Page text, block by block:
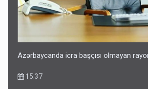
Azərbaycanda icra başçısı olmayan
15:37